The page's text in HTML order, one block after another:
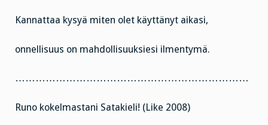
Kannattaa kysyä miten olet käyttänyt aikasi,
onnellisuus on mahdollisuuksiesi ilmentymä.
……………………………………………………………
Runo kokelmastani Satakieli! (Like 2008)